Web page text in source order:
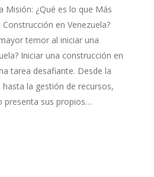
Misión: ¿Qué es lo que Más
en Venezuela?
temor al iniciar una
Iniciar una construcción en
tarea desafiante. Desde la
la gestión de recursos,
presenta sus propios…